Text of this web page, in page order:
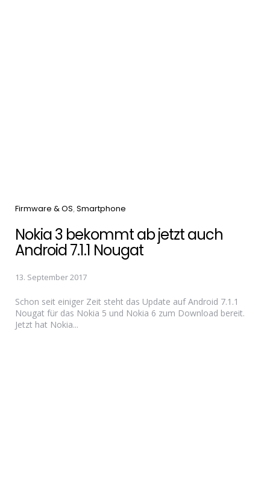
Categories
Firmware & OS Smartphone
Nokia 3 bekommt ab jetzt auch
Android 7.1.1 Nougat
13. September 2017
Schon seit einiger Zeit steht das Update auf Android 7.1.1
Nougat für das Nokia 5 und Nokia 6 zum Download bereit.
Jetzt hat Nokia...